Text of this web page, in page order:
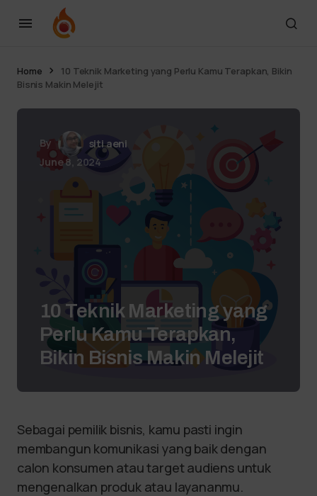
Home
10 Teknik Marketing yang Perlu Kamu Terapkan, Bikin
Bisnis Makin Melejit
By
siti aeni
June 8, 2024
10 Teknik Marketing yang
Perlu Kamu Terapkan,
Bikin Bisnis Makin Melejit
Sebagai pemilik bisnis, kamu pasti ingin
membangun komunikasi yang baik dengan
calon konsumen atau target audiens untuk
mengenalkan produk atau layananmu.